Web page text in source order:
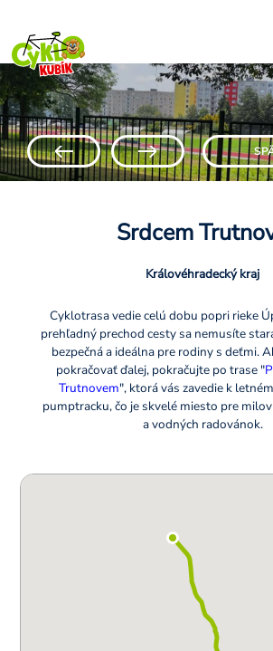
Srdcem
Královéhradecký kraj
Cyklotrasa vedie celú dobu popri rieke
prehľadný prechod cesty sa nemusíte
bezpečná a ideálna pre rodiny s deťmi.
pokračovať ďalej, pokračujte po trase "
Trutnovem", ktorá vás zavedie k
pumptracku, čo je skvelé miesto pre
a vodných radovánok.